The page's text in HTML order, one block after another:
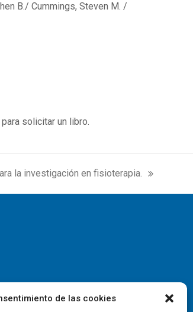
de las cookies
B./ Cummings, Steven M. /
para solicitar un libro.
la investigación en fisioterapia.